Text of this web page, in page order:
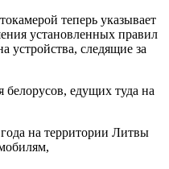
теперь указывает
установленных правил
устройства, следящие за
на территории Литвы